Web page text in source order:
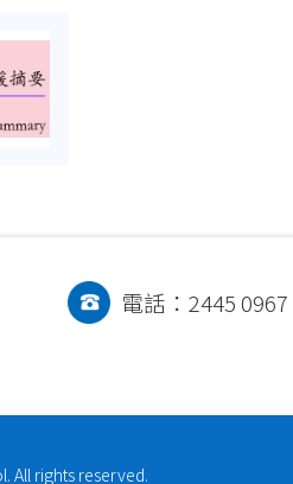
電話：2445 0967
All rights reserved.